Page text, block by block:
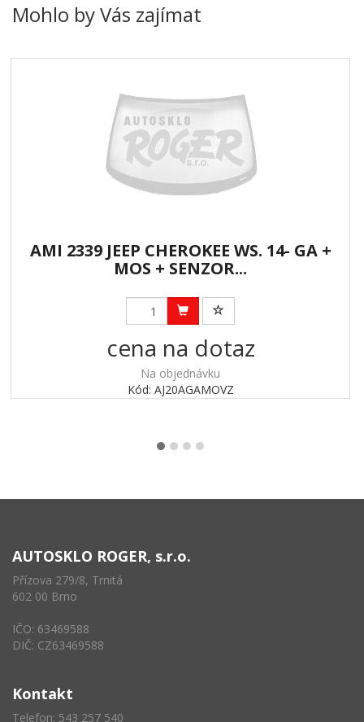
Mohlo by Vás zajímat
AMI 2339 JEEP CHEROKEE WS. 14- GA +
MOS + SENZOR...
cena na dotaz
Na objednávku
Kód: AJ20AGAMOVZ
AUTOSKLO ROGER, s.r.o.
Přízova 279/8, Trnitá
602 00 Brno
IČO: 63469588
DIČ: CZ63469588
Kontakt
Telefon: 543 257 540